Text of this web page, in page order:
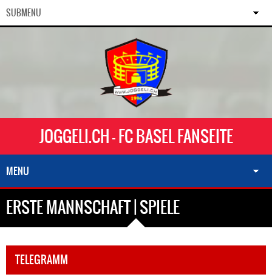
SUBMENU
JOGGELI.CH - FC BASEL FANSEITE
MENU
ERSTE MANNSCHAFT | SPIELE
TELEGRAMM